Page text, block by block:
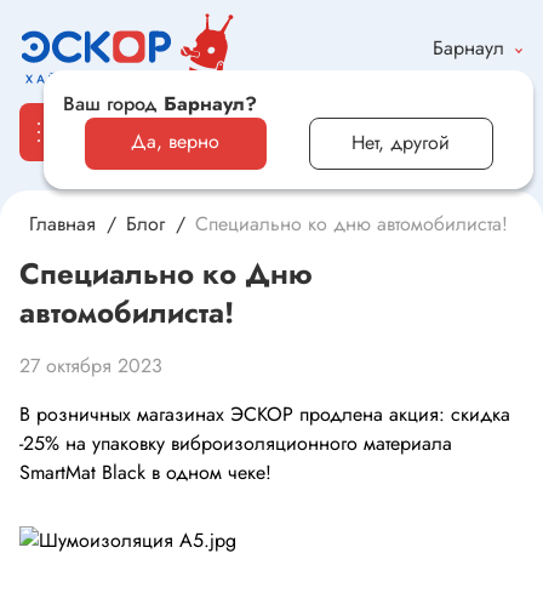
Барнаул
Ваш город Барнаул?
Да, верно
Нет, другой
Каталог
Электронные компоненты и оборудование
Светотехника и электрика
Автомобильная электроника и автотовары
Электроника для дома и хобби
Промышленная автоматика
Главная Блог Специально ко дню автомобилиста!
Специально ко Дню
автомобилиста!
27 октября 2023
В розничных магазинах ЭСКОР продлена акция: скидка
-25% на упаковку виброизоляционного материала
SmartMat Black в одном чеке!